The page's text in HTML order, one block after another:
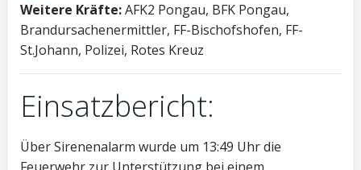
Weitere Kräfte:AFK2 Pongau, BFK Pongau,
Brandursachenermittler, FF-Bischofshofen, FF-
St.Johann, Polizei, Rotes Kreuz
Einsatzbericht:
Über Sirenenalarm wurde um 13:49 Uhr die